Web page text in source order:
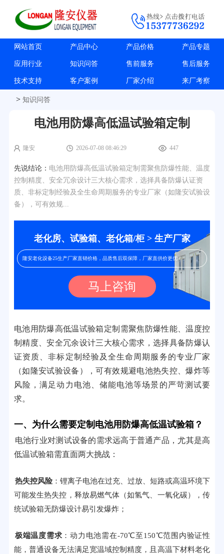
网站首页 产品中心 产品价格 产品专题
应用行业 知识问答 售前服务 售后服务
技术支持 客户案例 厂家介绍 来厂考察
> 知识问答
电池用防爆高低温试验箱定制
隆安 2026-07-08 08:46:29 447
先说结论： 电池用防爆高低温试验箱定制需聚焦防爆性能、温度
控制精度、安全冗余设计三大核心需求，选择具备防爆认证资
质、非标定制经验及全生命周期服务的专业厂家（如隆安试验设
备），可有效规...
老化房、试验箱、老化箱/柜 > 生产厂家
隆安老化设备25生产厂家直销价格，品质售后双保障，厂家直供价更优！
马上咨询
电池用防爆高低温试验箱定制需聚焦防爆性能、温度控
制精度、安全冗余设计三大核心需求，选择具备防爆认
证资质、非标定制经验及全生命周期服务的专业厂家
（如隆安试验设备），可有效规避电池热失控、爆炸等
风险，满足动力电池、储能电池等场景的严苛测试要
求。
一、为什么需要定制电池用防爆高低温试验箱？
电池行业对测试设备的需求远高于普通产品，尤其是高
低温试验箱需直面两大挑战：
热失控风险：锂离子电池在过充、过放、短路或高温环境下
可能发生热失控，释放易燃气体（如氢气、一氧化碳），传
统试验箱无防爆设计易引发爆炸；
极端温度需求 ：动力电池需在-70℃至150℃范围内验证性
能，普通设备无法满足宽温域控制精度，且高温下材料老化